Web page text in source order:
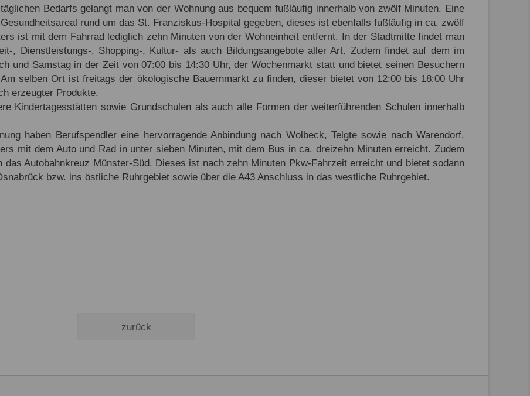
Bedarfs gelangt man von der Wohnung aus bequem fußläufig innerhalb von zwölf Minuten. Eine
rund um das St. Franziskus-Hospital gegeben, dieses ist ebenfalls fußläufig in ca. zwölf
ist mit dem Fahrrad lediglich zehn Minuten von der Wohneinheit entfernt. In der Stadtmitte findet man
, Dienstleistungs-, Shopping-, Kultur- als auch Bildungsangebote aller Art. Zudem findet auf dem im
und Samstag in der Zeit von 07:00 bis 14:30 Uhr, der Wochenmarkt statt und bietet seinen Besuchern
selben Ort ist freitags der ökologische Bauernmarkt zu finden, dieser bietet von 12:00 bis 18:00 Uhr
erzeugter Produkte.
Kindertagesstätten sowie Grundschulen als auch alle Formen der weiterführenden Schulen innerhalb
haben Berufspendler eine hervorragende Anbindung nach Wolbeck, Telgte sowie nach Warendorf.
mit dem Auto und Rad in unter sieben Minuten, mit dem Bus in ca. dreizehn Minuten erreicht. Zudem
das Autobahnkreuz Münster-Süd. Dieses ist nach zehn Minuten Pkw-Fahrzeit erreicht und bietet sodann
bzw. ins östliche Ruhrgebiet sowie über die A43 Anschluss in das westliche Ruhrgebiet.
zurück